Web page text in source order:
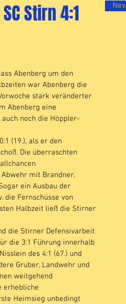
Stirn 4:1
Abenberg um den
war Abenberg die
stark veränderter
Abenberg eine
noch die Höppler-
(19.), als er den
Die überraschten
mit Brandner,
ein Ausbau der
die Fernschüsse von
Halbzeit ließ die Stirner
die Stirner Defensivarbeit
die 3:1 Führung innerhalb
des 4:1 (67.) und
Gruber, Landwehr und
weitgehend
erhebliche
Heimsieg unbedingt